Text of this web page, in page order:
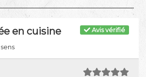
Avis vérifié
en cuisine